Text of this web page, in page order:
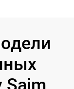
Saim